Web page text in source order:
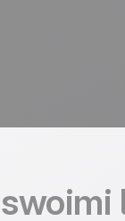
swoimi